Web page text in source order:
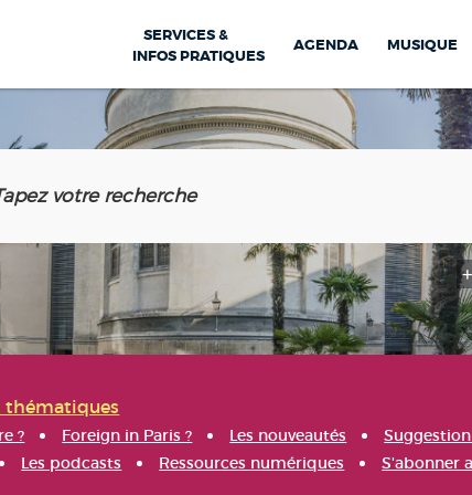
SERVICES &
INFOS PRATIQUES
AGENDA MUSIQUE
thématiques
? Foreign in Paris ? Les nouveautés
Les podcasts Ressources numériques S'abonner